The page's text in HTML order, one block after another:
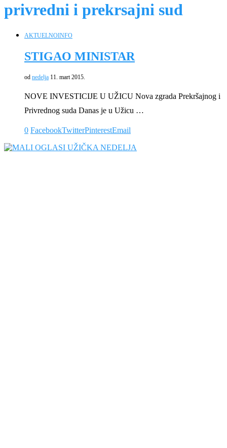
privredni i prekrsajni sud
AKTUELNOINFO
STIGAO MINISTAR
od nedelja 11. mart 2015.
NOVE INVESTICIJE U UŽICU Nova zgrada Prekršajnog i
Privrednog suda Danas je u Užicu …
0 FacebookTwitterPinterestEmail